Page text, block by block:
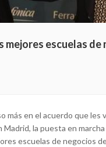
escuelas
más en el acuerdo que les
Madrid, la puesta en
escuelas de negocios